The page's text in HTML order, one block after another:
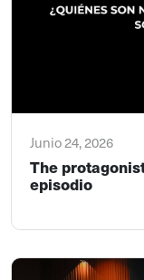
Junio 24, 2026
The
episodio